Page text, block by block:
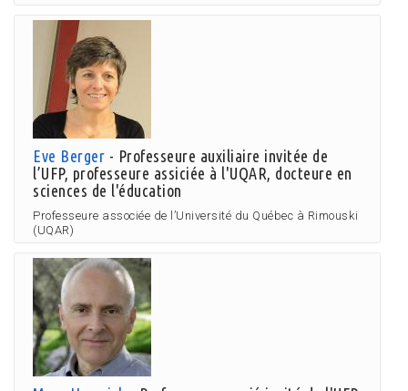
Eve Berger - Professeure auxiliaire invitée de
l’UFP, professeure assiciée à l'UQAR, docteure en
sciences de l'éducation
Professeure associée de l’Université du Québec à Rimouski
(UQAR)